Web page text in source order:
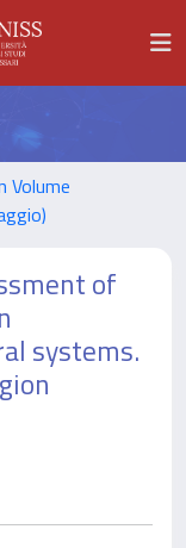
Volume
of
systems.